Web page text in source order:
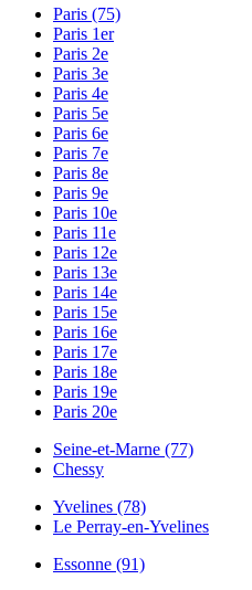
Paris (75)
Paris 1er
Paris 2e
Paris 3e
Paris 4e
Paris 5e
Paris 6e
Paris 7e
Paris 8e
Paris 9e
Paris 10e
Paris 11e
Paris 12e
Paris 13e
Paris 14e
Paris 15e
Paris 16e
Paris 17e
Paris 18e
Paris 19e
Paris 20e
Seine-et-Marne (77)
Chessy
Yvelines (78)
Le Perray-en-Yvelines
Essonne (91)